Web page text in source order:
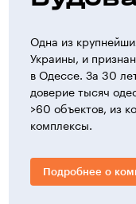
Одна из
Украины, и
в Одессе. За 30
доверие тысяч
>60 объектов, из
комплексы.
Подробнее о